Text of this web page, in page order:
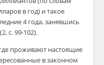
в год) и такое
4 года, занявшись
с. 99-102).
проживают настоящие
в законном